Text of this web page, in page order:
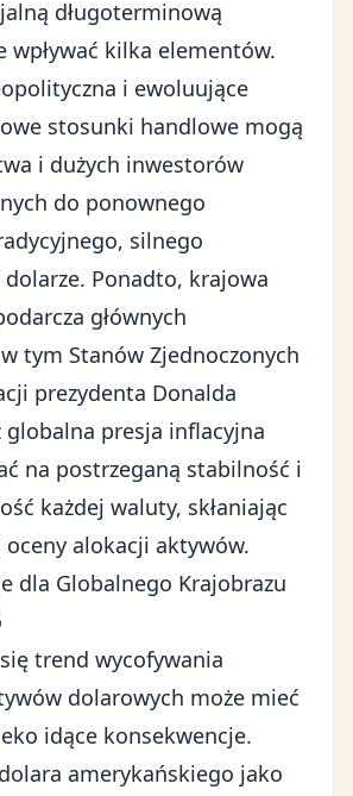
długoterminową
wpływać kilka elementów.
i ewoluujące
stosunki handlowe mogą
i dużych inwestorów
do ponownego
silnego
Ponadto, krajowa
głównych
tym Stanów Zjednoczonych
prezydenta Donalda
globalna presja inflacyjna
na postrzeganą stabilność i
każdej waluty, skłaniając
alokacji aktywów.
dla Globalnego Krajobrazu
trend wycofywania
dolarowych może mieć
idące konsekwencje.
amerykańskiego jako